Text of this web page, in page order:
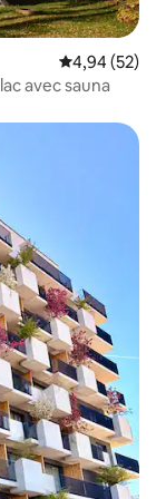
Note
4,94 (52)
avec sauna